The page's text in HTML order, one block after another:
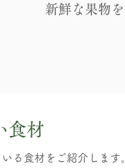
新鮮な果物
食材
る食材をご紹介します